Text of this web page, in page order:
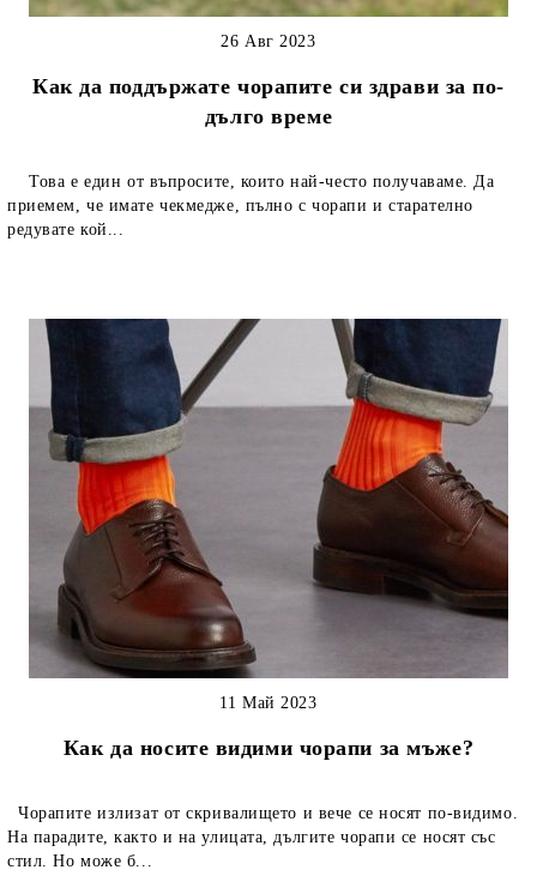
Как да поддържате чорапите си здрави за по-
дълго време
26 Авг 2023
Това е един от въпросите, които най-често получаваме. Да
приемем, че имате чекмедже, пълно с чорапи и старателно
редувате кой...
Как да носите видими чорапи за мъже?
11 Май 2023
Чорапите излизат от скривалището и вече се носят по-видимо.
На парадите, както и на улицата, дългите чорапи се носят със
стил. Но може б...